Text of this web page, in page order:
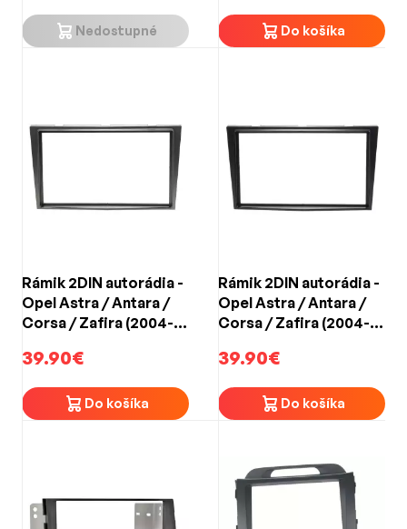
Nedostupné Do košíka
Rámik 2DIN autorádia -
Opel Astra / Antara /
Corsa / Zafira (2004->)
39.90€
Do košíka
Rámik 2DIN autorádia -
Opel Astra / Antara /
Corsa / Zafira (2004->)
39.90€
Do košíka